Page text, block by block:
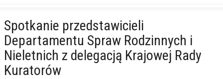
Spotkanie przedstawicieli
Departamentu Spraw Rodzinnych i
Nieletnich z delegacją Krajowej Rady
Kuratorów